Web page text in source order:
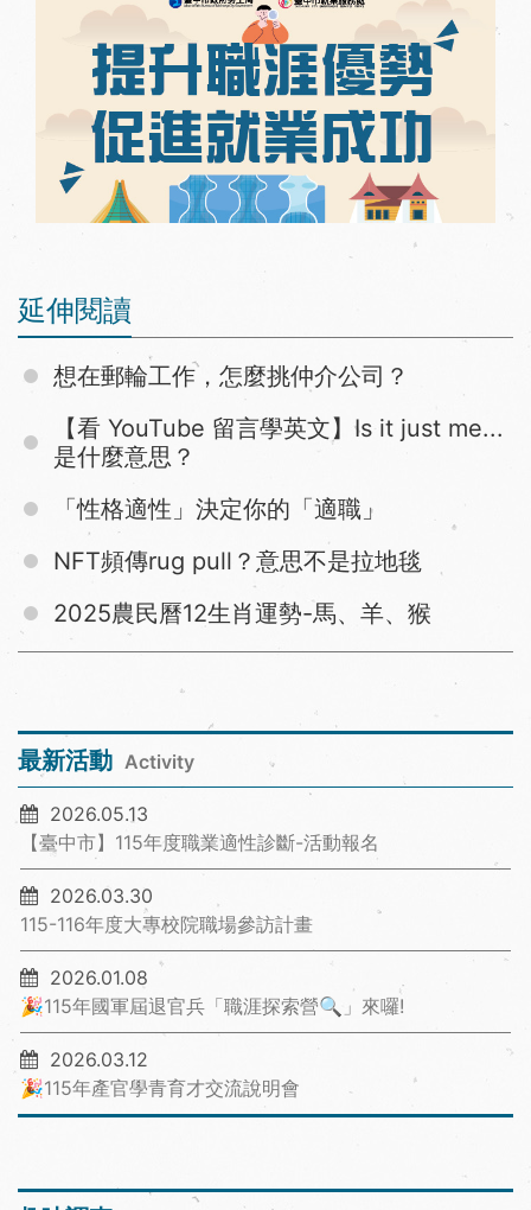
延伸閱讀
想在郵輪工作，怎麼挑仲介公司？
【看 YouTube 留言學英文】Is it just me...
是什麼意思？
「性格適性」決定你的「適職」
NFT頻傳rug pull？意思不是拉地毯
2025農民曆12生肖運勢-馬、羊、猴
最新活動 Activity
2026.05.13
【臺中市】115年度職業適性診斷-活動報名
2026.03.30
115-116年度大專校院職場參訪計畫
2026.01.08
🎉115年國軍屆退官兵「職涯探索營🔍」來囉!
2026.03.12
🎉115年產官學青育才交流說明會